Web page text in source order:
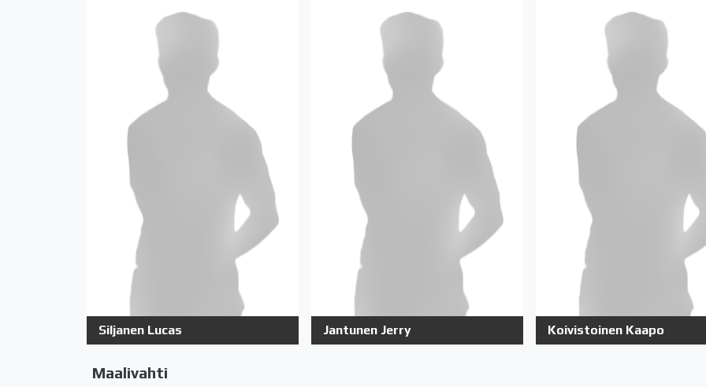
Siljanen Lucas Jantunen Jerry Koivistoinen Kaapo
Maalivahti